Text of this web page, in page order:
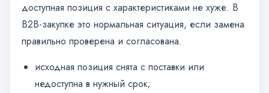
доступная позиция с характеристиками не хуже. В
B2B-закупке это нормальная ситуация, если замена
правильно проверена и согласована.
исходная позиция снята с поставки или
недоступна в нужный срок;